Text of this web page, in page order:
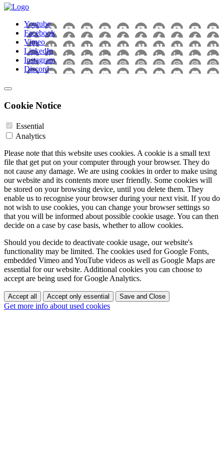
Youtube
Facebook
Vimeo
LinkedIn
Instagram
Discord
Cookie Notice
Essential
Analytics
Please note that this website uses cookies. A cookie is a small text
file that get put on your computer through your browser. They do
not cause any damage. We are using cookies in order to make using
our website and its contents more user friendly. Some cookies will
be stored on your browsing device, until you delete them. They
enable us to recognise your browser during your next visit. If you do
not wish to use cookies, you can change your browser settings so
that you will be informed about possible cookie usage. You can then
decide on a case by case basis, whether to allow cookies.
Should you decide to deactivate cookie usage, our website's
functionality may be limited. The cookies used for Google Fonts,
embedded Vimeo and YouTube videos as well as Google Maps are
essential for our website. Additional cookies you can choose to
accept are being used for Google Analytics.
Accept all Accept only essential Save and Close
Get more info about used cookies